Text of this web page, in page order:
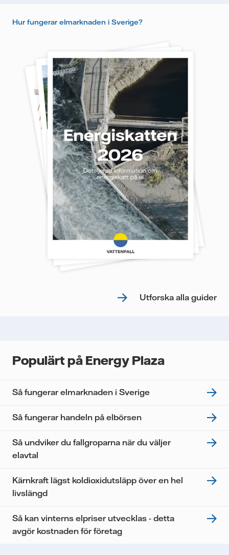
Hur fungerar elmarknaden i Sverige?
Utforska alla guider
Populärt på Energy Plaza
Så fungerar elmarknaden i Sverige
Så fungerar handeln på elbörsen
Så undviker du fallgroparna när du väljer
elavtal
Kärnkraft lägst koldioxidutsläpp över en hel
livslängd
Så kan vinterns elpriser utvecklas - detta
avgör kostnaden för företag